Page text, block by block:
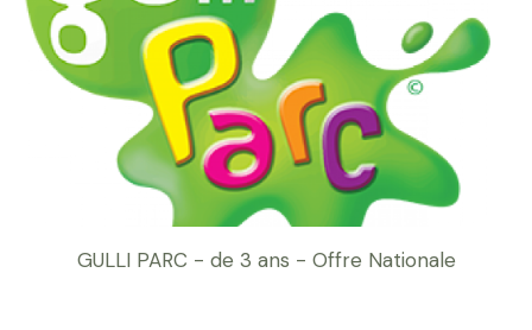
GULLI PARC - de 3 ans - Offre Nationale